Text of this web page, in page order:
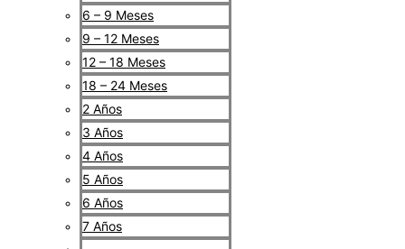
6 – 9 Meses
9 – 12 Meses
12 – 18 Meses
18 – 24 Meses
2 Años
3 Años
4 Años
5 Años
6 Años
7 Años